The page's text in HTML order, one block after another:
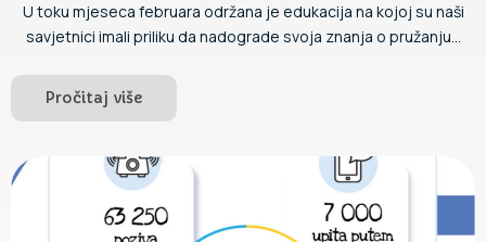
U toku mjeseca februara održana je edukacija na kojoj su naši
savjetnici imali priliku da nadograde svoja znanja o pružanju...
Pročitaj više